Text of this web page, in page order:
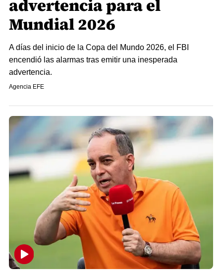
advertencia para el
Mundial 2026
A días del inicio de la Copa del Mundo 2026, el FBI
encendió las alarmas tras emitir una inesperada
advertencia.
Agencia EFE